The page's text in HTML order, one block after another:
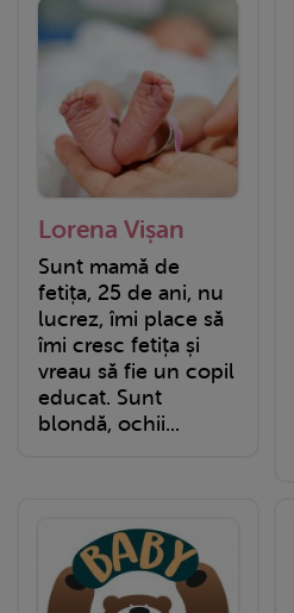
Lorena Vișan
Sunt mamă de
fetița, 25 de ani, nu
lucrez, îmi place să
îmi cresc fetița și
vreau să fie un copil
educat. Sunt
blondă, ochii...